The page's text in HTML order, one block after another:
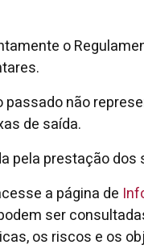
o
passado não
de saída.
pela prestação
a página de
ser
os riscos e os